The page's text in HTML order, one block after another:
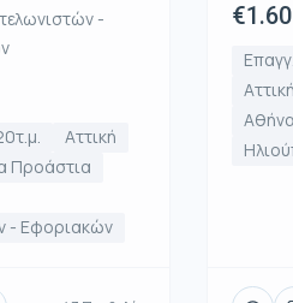
-
Αττική
Προάστια
- Εφοριακών